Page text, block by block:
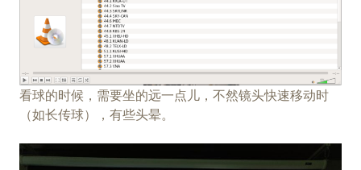
看球的时候，需要坐的远一点儿，不然镜头快速移动时
（如长传球），有些头晕。